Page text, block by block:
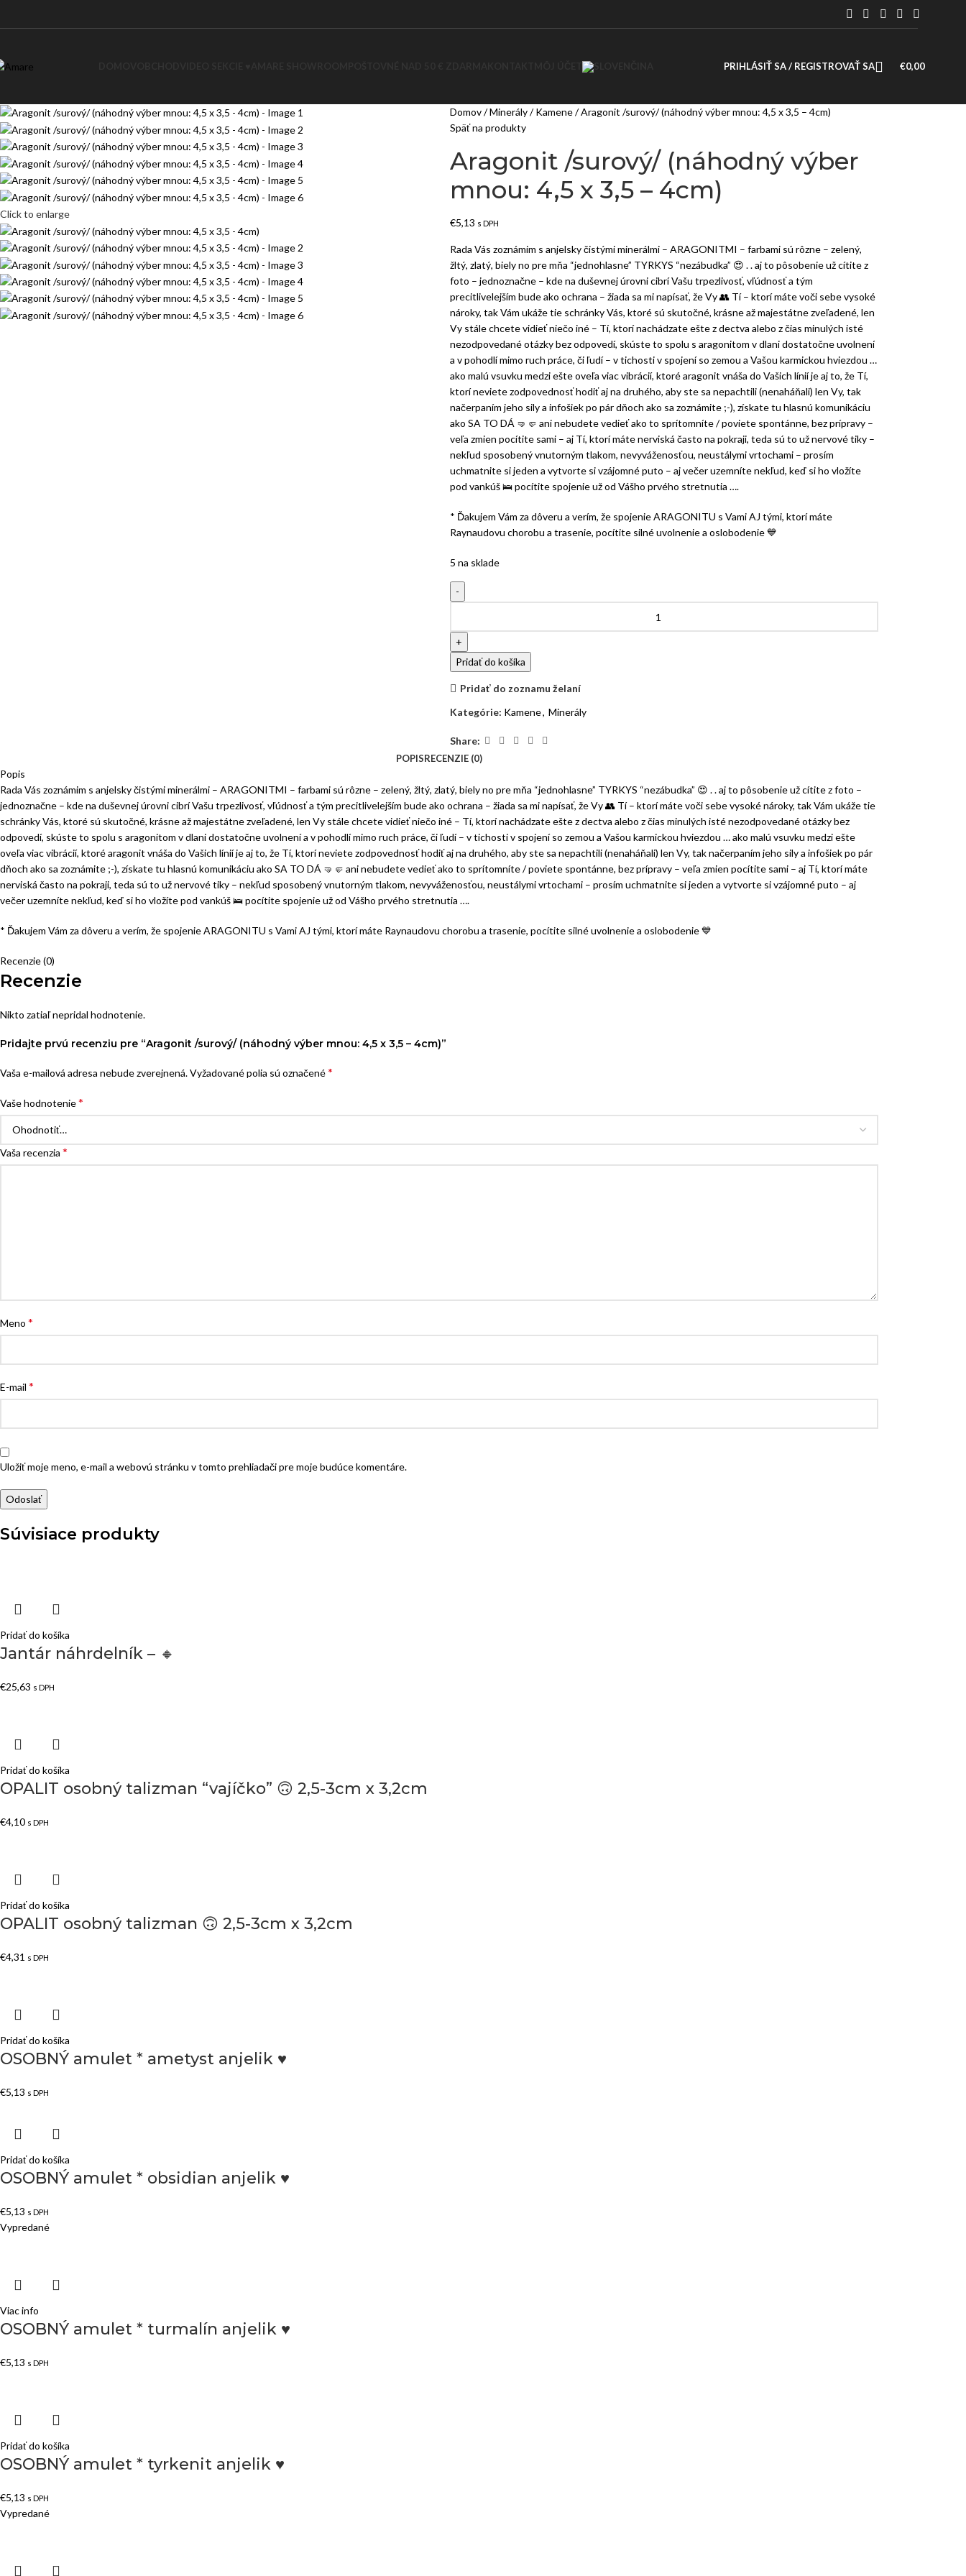
PRIHLÁSIŤ SA / REGISTROVAŤ SA €0,00
Click to enlarge
Domov Minerály Kamene
Aragonit /surový/ (náhodný výber mnou: 4,5 x 3,5 – 4cm)
Späť na produkty
Aragonit /surový/ (náhodný výber
mnou: 4,5 x 3,5 – 4cm)
€5,13 s DPH
Rada Vás zoznámim s anjelsky čistými minerálmi – ARAGONITMI – farbami sú rôzne – zelený,
žltý, zlatý, biely no pre mňa “jednohlasne” TYRKYS “nezábudka” 😍 . . aj to pôsobenie už cítite z
foto – jednoznačne – kde na duševnej úrovni cibrí Vašu trpezlivosť, vľúdnosť a tým
precitlivelejším bude ako ochrana – žiada sa mi napísať, že Vy👥Tí – ktorí máte voči sebe vysoké
nároky, tak Vám ukáže tie schránky Vás, ktoré sú skutočné, krásne až majestátne zveľadené, len
Vy stále chcete vidieť niečo iné – Tí, ktorí nachádzate ešte z dectva alebo z čias minulých isté
nezodpovedané otázky bez odpovedí, skúste to spolu s aragonitom v dlani dostatočne uvolnení
a v pohodlí mimo ruch práce, či ľudí – v tichosti v spojení so zemou a Vašou karmickou hviezdou …
ako malú vsuvku medzi ešte oveľa viac vibrácií, ktoré aragonit vnáša do Vašich línií je aj to, že Tí,
ktorí neviete zodpovednosť hodiť aj na druhého, aby ste sa nepachtili (nenaháňali) len Vy, tak
načerpaním jeho sily a infošiek po pár dňoch ako sa zoznámite ;-), získate tu hlasnú komunikáciu
ako SA TO DÁ 🤜 🤛 ani nebudete vedieť ako to sprítomníte / poviete spontánne, bez prípravy –
veľa zmien pocítite sami – aj Tí, ktorí máte nerviská často na pokraji, teda sú to už nervové tiky –
nekľud sposobený vnutorným tlakom, nevyváženosťou, neustálymi vrtochami – prosím
uchmatnite si jeden a vytvorte si vzájomné puto – aj večer uzemníte nekľud, keď si ho vložíte
pod vankúš🛌pocítite spojenie už od Vášho prvého stretnutia ….
* Ďakujem Vám za dôveru a verím, že spojenie ARAGONITU s Vami AJ tými, ktorí máte
Raynaudovu chorobu a trasenie, pocítite silné uvolnenie a oslobodenie💙
5 na sklade
Pridať do košíka
Pridať do zoznamu želaní
Kategórie: Kamene, Minerály
Share:
POPISRECENZIE (0)
Popis
Rada Vás zoznámim s anjelsky čistými minerálmi – ARAGONITMI – farbami sú rôzne – zelený, žltý, zlatý, biely no pre mňa “jednohlasne” TYRKYS “nezábudka” 😍 . . aj to pôsobenie už cítite z foto –
jednoznačne – kde na duševnej úrovni cibrí Vašu trpezlivosť, vľúdnosť a tým precitlivelejším bude ako ochrana – žiada sa mi napísať, že Vy👥 Tí – ktorí máte voči sebe vysoké nároky, tak Vám ukáže tie
schránky Vás, ktoré sú skutočné, krásne až majestátne zveľadené, len Vy stále chcete vidieť niečo iné – Tí, ktorí nachádzate ešte z dectva alebo z čias minulých isté nezodpovedané otázky bez
odpovedí, skúste to spolu s aragonitom v dlani dostatočne uvolnení a v pohodlí mimo ruch práce, či ľudí – v tichosti v spojení so zemou a Vašou karmickou hviezdou … ako malú vsuvku medzi ešte
oveľa viac vibrácií, ktoré aragonit vnáša do Vašich línií je aj to, že Tí, ktorí neviete zodpovednosť hodiť aj na druhého, aby ste sa nepachtili (nenaháňali) len Vy, tak načerpaním jeho sily a infošiek po pár
dňoch ako sa zoznámite ;-), získate tu hlasnú komunikáciu ako SA TO DÁ 🤜 🤛 ani nebudete vedieť ako to sprítomníte / poviete spontánne, bez prípravy – veľa zmien pocítite sami – aj Tí, ktorí máte
nerviská často na pokraji, teda sú to už nervové tiky – nekľud sposobený vnutorným tlakom, nevyváženosťou, neustálymi vrtochami – prosím uchmatnite si jeden a vytvorte si vzájomné puto – aj
večer uzemníte nekľud, keď si ho vložíte pod vankúš🛌pocítite spojenie už od Vášho prvého stretnutia ….
* Ďakujem Vám za dôveru a verím, že spojenie ARAGONITU s Vami AJ tými, ktorí máte Raynaudovu chorobu a trasenie, pocítite silné uvolnenie a oslobodenie💙
Recenzie (0)
Recenzie
Nikto zatiaľ nepridal hodnotenie.
Pridajte prvú recenziu pre “Aragonit /surový/ (náhodný výber mnou: 4,5 x 3,5 – 4cm)”
Vaša e-mailová adresa nebude zverejnená.Vyžadované polia sú označené*
Vaše hodnotenie*
Vaša recenzia *
Meno *
E-mail *
Uložiť moje meno, e-mail a webovú stránku v tomto prehliadači pre moje budúce komentáre.
Súvisiace produkty
Pridať do košíka
Jantár náhrdelník – 🔸
€25,63 s DPH
Pridať do košíka
OPALIT osobný talizman “vajíčko” 🙃 2,5-3cm x 3,2cm
€4,10 s DPH
Pridať do košíka
OPALIT osobný talizman 🙃 2,5-3cm x 3,2cm
€4,31 s DPH
Pridať do košíka
OSOBNÝ amulet * ametyst anjelik ♥
€5,13 s DPH
Pridať do košíka
OSOBNÝ amulet * obsidian anjelik ♥
€5,13 s DPH
Vypredané
Viac info
OSOBNÝ amulet * turmalín anjelik ♥
€5,13 s DPH
Pridať do košíka
OSOBNÝ amulet * tyrkenit anjelik ♥
€5,13 s DPH
Vypredané